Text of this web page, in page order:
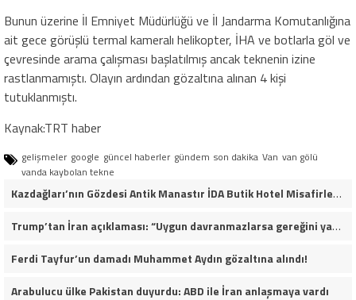
Bunun üzerine İl Emniyet Müdürlüğü ve İl Jandarma Komutanlığına
ait gece görüşlü termal kameralı helikopter, İHA ve botlarla göl ve
çevresinde arama çalışması başlatılmış ancak teknenin izine
rastlanmamıştı. Olayın ardından gözaltına alınan 4 kişi
tutuklanmıştı.
Kaynak:TRT haber
gelişmeler google güncel haberler gündem son dakika Van van gölü
vanda kaybolan tekne
Kazdağları’nın Gözdesi Antik Manastır İDA Butik Hotel Misafirlerinden Tam Not Alıyor
Trump’tan İran açıklaması: “Uygun davranmazlarsa gereğini yaparım”
Ferdi Tayfur’un damadı Muhammet Aydın gözaltına alındı!
Arabulucu ülke Pakistan duyurdu: ABD ile İran anlaşmaya vardı